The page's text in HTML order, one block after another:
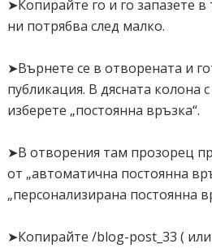
➤Копирайте го и го запазете
ни потрябва след малко.
➤Върнете се в отворената и
публикация. В дясната колона
изберете „постоянна връзка“.
➤В отворения там прозорец
от „автоматична постоянна
„персонализирана постоянна
➤Копирайте /blog-post_33 (